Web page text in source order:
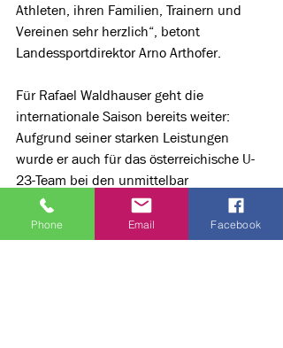
Athleten, ihren Familien, Trainern und
Vereinen sehr herzlich“, betont
Landessportdirektor Arno Arthofer.
Für Rafael Waldhauser geht die
internationale Saison bereits weiter:
Aufgrund seiner starken Leistungen
wurde er auch für das österreichische U-
23-Team bei den unmittelbar
anschließenden Weltmeisterschaften in
Schwaz nominiert.
Phone Email Facebook